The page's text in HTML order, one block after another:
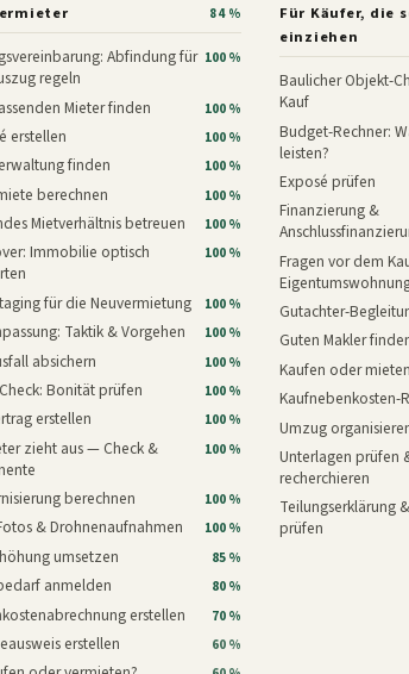
84 %
Abfindung für
regeln
100 %
Mieter finden 100 %
erstellen 100 %
finden 100 %
berechnen 100 %
Mietverhältnis betreuen 100 %
Immobilie optisch
100 %
für die Neuvermietung 100 %
Taktik & Vorgehen 100 %
absichern 100 %
Bonität prüfen 100 %
erstellen 100 %
zieht aus — Check &
100 %
berechnen 100 %
& Drohnenaufnahmen 100 %
umsetzen 85 %
anmelden 80 %
erstellen 70 %
erstellen 60 %
Für Käufer, die
einziehen
Baulicher Objekt-
Kauf
Budget-Rechner:
leisten?
Exposé prüfen
Finanzierung &
Fragen vor dem
Gutachter-
Guten Makler
Kaufen oder
Kaufnebenkosten-
Umzug
Unterlagen prüfen
recherchieren
Teilungserklärung
prüfen